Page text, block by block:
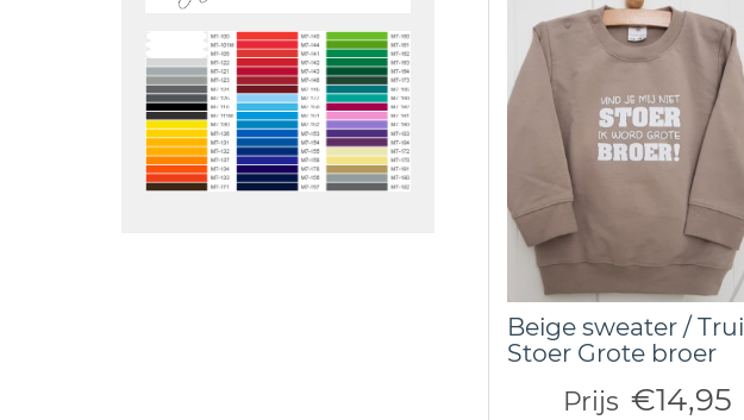
Beige sweater / Trui
Stoer Grote broer
Prijs €14,95